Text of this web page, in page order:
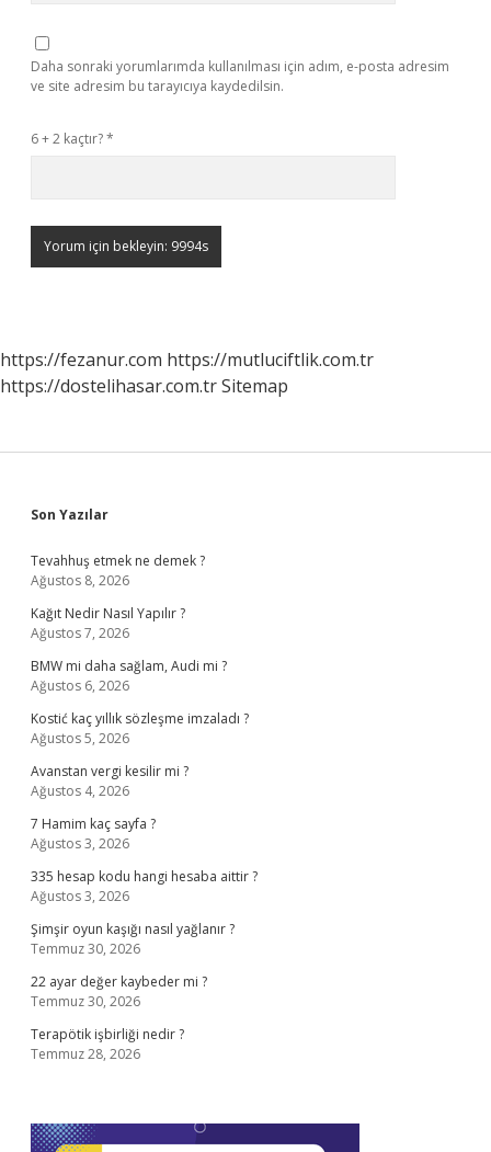
Daha sonraki yorumlarımda kullanılması için adım, e-posta adresim
ve site adresim bu tarayıcıya kaydedilsin.
6 + 2 kaçtır?*
https://fezanur.com https://mutluciftlik.com.tr
https://dostelihasar.com.trSitemap
Sidebar
Son Yazılar
Tevahhuş etmek ne demek ?
Ağustos 8, 2026
Kağıt Nedir Nasıl Yapılır ?
Ağustos 7, 2026
BMW mi daha sağlam, Audi mi ?
Ağustos 6, 2026
Kostić kaç yıllık sözleşme imzaladı ?
Ağustos 5, 2026
Avanstan vergi kesilir mi ?
Ağustos 4, 2026
7 Hamim kaç sayfa ?
Ağustos 3, 2026
335 hesap kodu hangi hesaba aittir ?
Ağustos 3, 2026
Şimşir oyun kaşığı nasıl yağlanır ?
Temmuz 30, 2026
22 ayar değer kaybeder mi ?
Temmuz 30, 2026
Terapötik işbirliği nedir ?
Temmuz 28, 2026